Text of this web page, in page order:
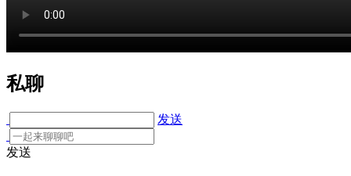
私聊
发送
发送